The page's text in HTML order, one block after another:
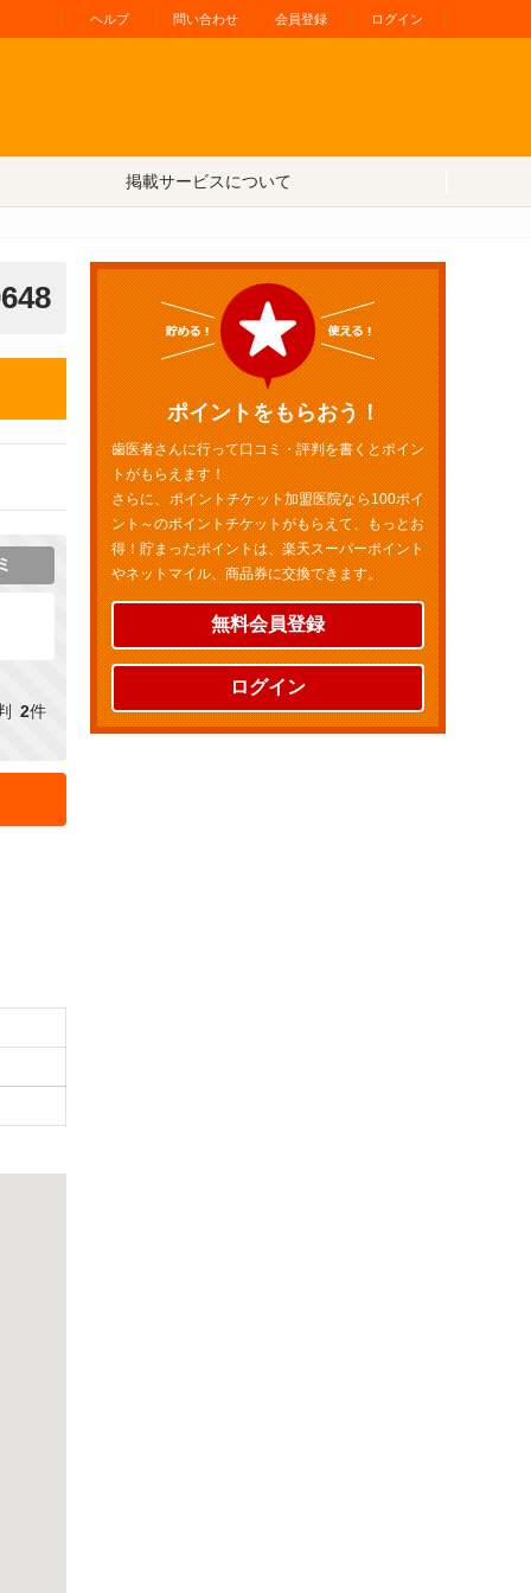
ヘルプ 問い合わせ 会員登録 ログイン
掲載サービスについて
2件
ポイントをもらおう！
歯医者さんに行って口コミ・評判を書くとポイン
トがもらえます！
さらに、ポイントチケット加盟医院なら100ポイ
ント～のポイントチケットがもらえて、もっとお
得！貯まったポイントは、楽天スーパーポイント
やネットマイル、商品券に交換できます。
無料会員登録
ログイン